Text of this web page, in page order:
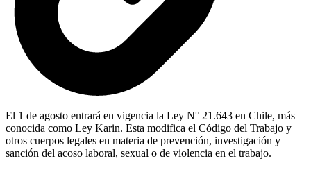
El 1 de agosto entrará en vigencia la Ley N° 21.643 en Chile, más
conocida como Ley Karin. Esta modifica el Código del Trabajo y
otros cuerpos legales en materia de prevención, investigación y
sanción del acoso laboral, sexual o de violencia en el trabajo.